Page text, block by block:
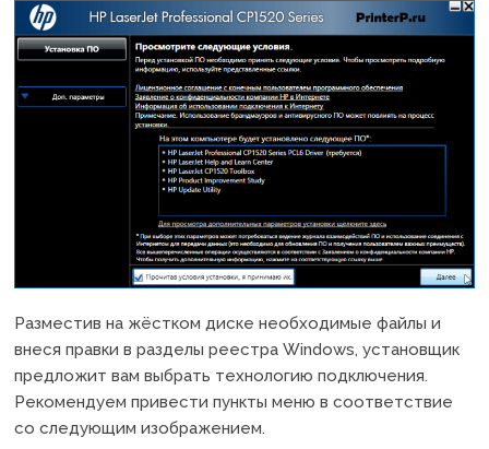
Разместив на жёстком диске необходимые файлы и
внеся правки в разделы реестра Windows, установщик
предложит вам выбрать технологию подключения.
Рекомендуем привести пункты меню в соответствие
со следующим изображением.